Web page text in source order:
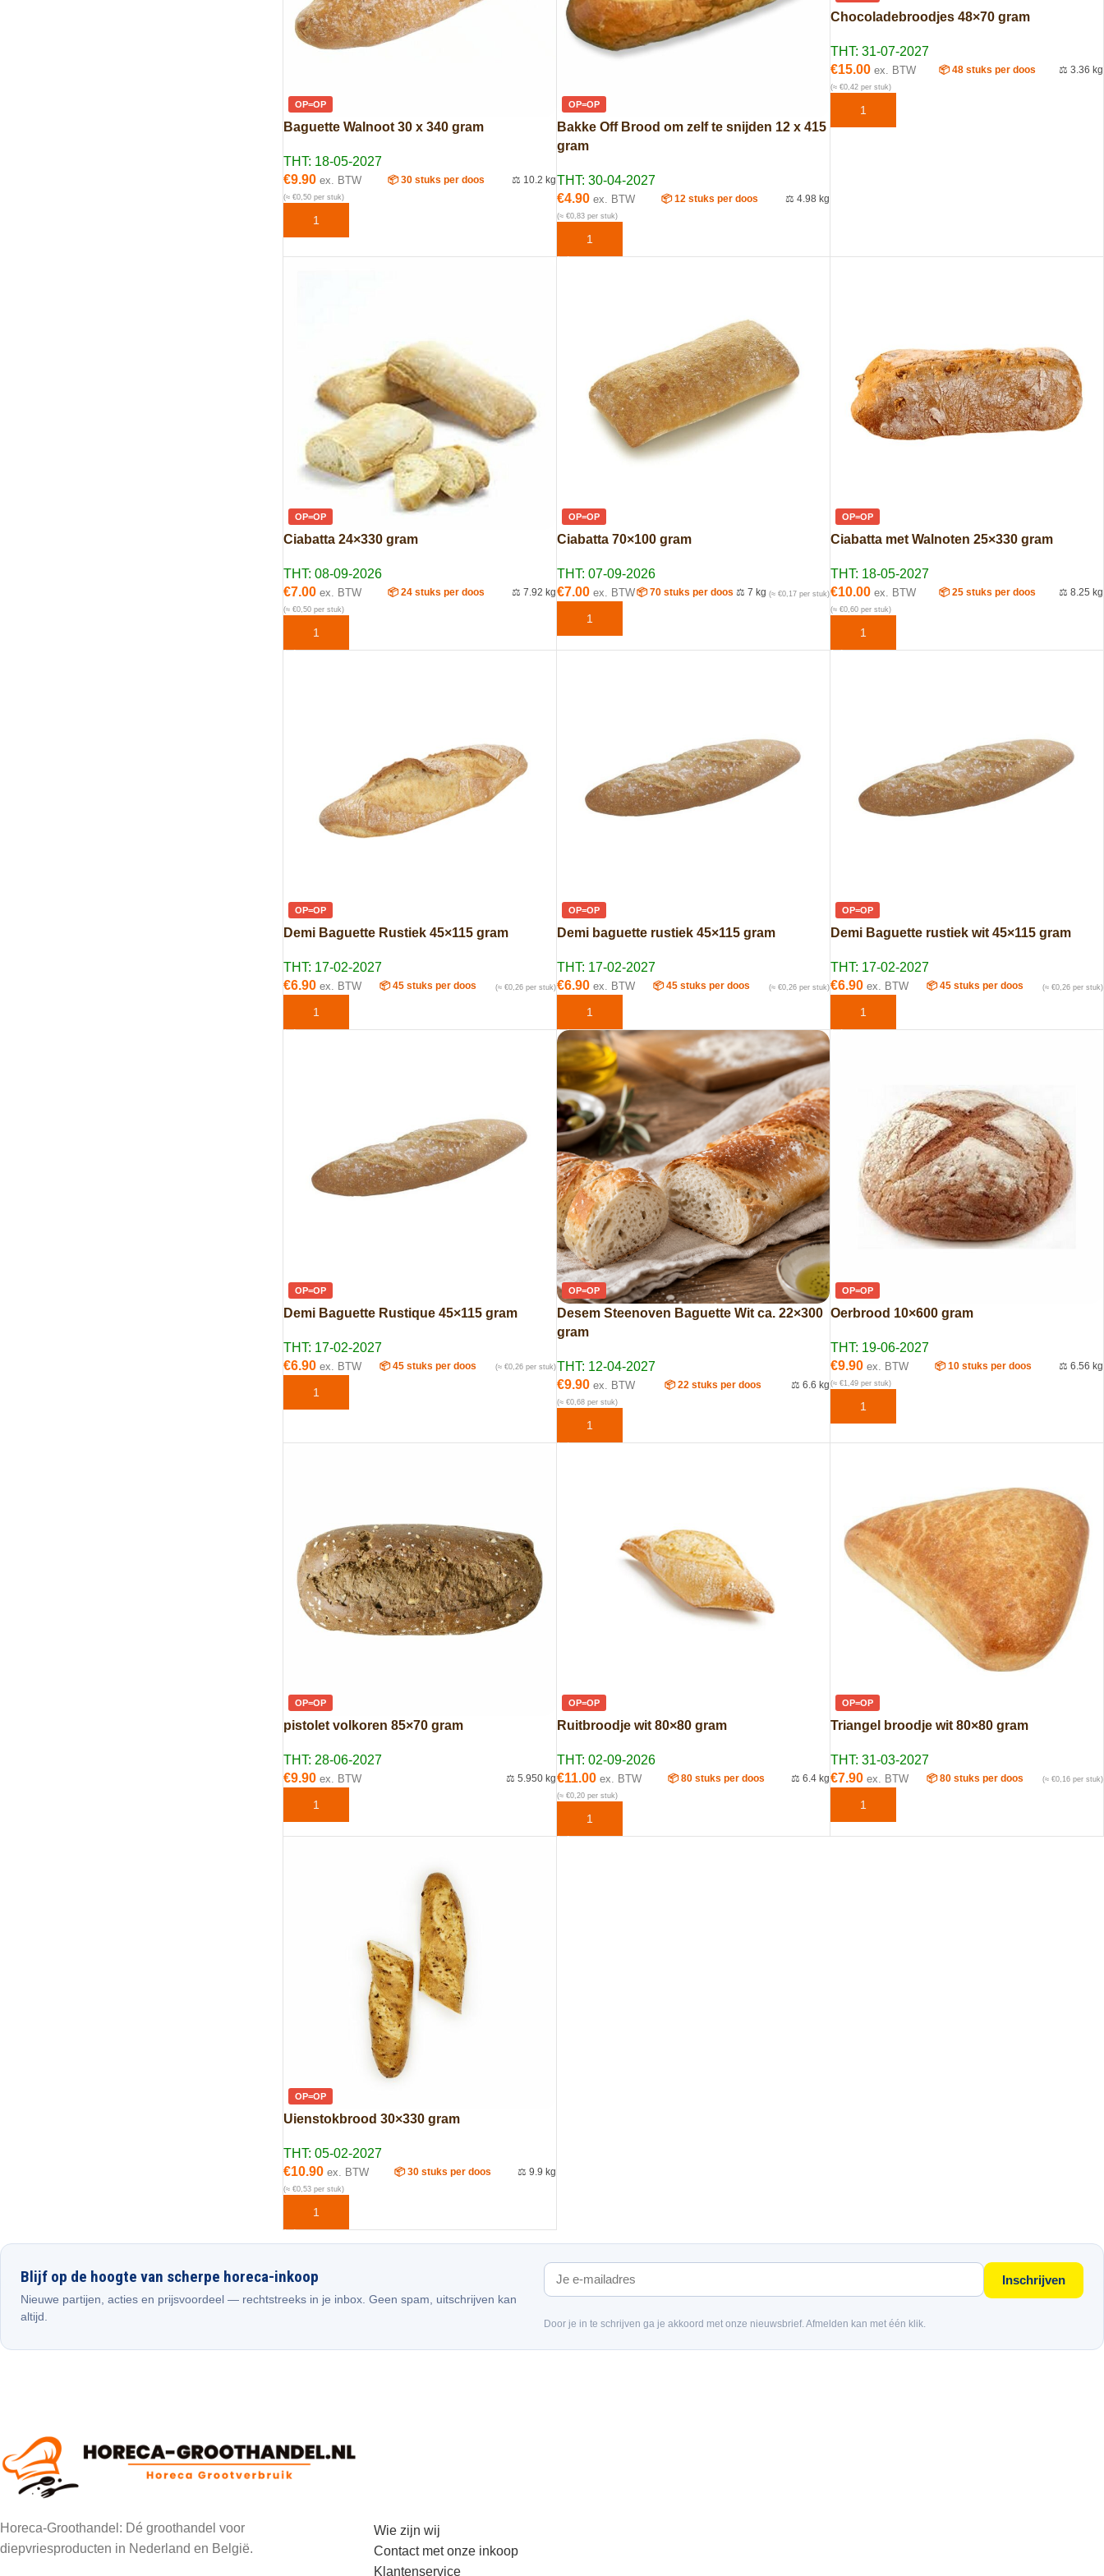
OP=OP
Baguette Walnoot 30 x 340 gram
THT: 18-05-2027
€9.90ex. BTW 📦 30 stuks per doos ⚖️ 10.2 kg
(≈ €0,50 per stuk)
TOEVOEGEN AAN WINKELWAGEN
OP=OP
Bakke Off Brood om zelf te snijden 12 x 415
gram
THT: 30-04-2027
€4.90ex. BTW 📦 12 stuks per doos ⚖️ 4.98 kg
(≈ €0,83 per stuk)
TOEVOEGEN AAN WINKELWAGEN
Chocoladebroodjes 48×70 gram
THT: 31-07-2027
€15.00ex. BTW 📦 48 stuks per doos ⚖️ 3.36 kg
(≈ €0,42 per stuk)
TOEVOEGEN AAN WINKELWAGEN
OP=OP
Ciabatta 24×330 gram
THT: 08-09-2026
€7.00ex. BTW 📦 24 stuks per doos ⚖️ 7.92 kg
(≈ €0,50 per stuk)
TOEVOEGEN AAN WINKELWAGEN
OP=OP
Ciabatta 70×100 gram
THT: 07-09-2026
€7.00ex. BTW📦 70 stuks per doos ⚖️ 7 kg (≈ €0,17 per stuk)
TOEVOEGEN AAN WINKELWAGEN
OP=OP
Ciabatta met Walnoten 25×330 gram
THT: 18-05-2027
€10.00ex. BTW 📦 25 stuks per doos ⚖️ 8.25 kg
(≈ €0,60 per stuk)
TOEVOEGEN AAN WINKELWAGEN
OP=OP
Demi Baguette Rustiek 45×115 gram
THT: 17-02-2027
€6.90ex. BTW 📦 45 stuks per doos (≈ €0,26 per stuk)
TOEVOEGEN AAN WINKELWAGEN
OP=OP
Demi baguette rustiek 45×115 gram
THT: 17-02-2027
€6.90ex. BTW 📦 45 stuks per doos (≈ €0,26 per stuk)
TOEVOEGEN AAN WINKELWAGEN
OP=OP
Demi Baguette rustiek wit 45×115 gram
THT: 17-02-2027
€6.90ex. BTW 📦 45 stuks per doos (≈ €0,26 per stuk)
TOEVOEGEN AAN WINKELWAGEN
OP=OP
Demi Baguette Rustique 45×115 gram
THT: 17-02-2027
€6.90ex. BTW 📦 45 stuks per doos (≈ €0,26 per stuk)
TOEVOEGEN AAN WINKELWAGEN
OP=OP
Desem Steenoven Baguette Wit ca. 22×300
gram
THT: 12-04-2027
€9.90ex. BTW 📦 22 stuks per doos ⚖️ 6.6 kg
(≈ €0,68 per stuk)
TOEVOEGEN AAN WINKELWAGEN
OP=OP
Oerbrood 10×600 gram
THT: 19-06-2027
€9.90ex. BTW 📦 10 stuks per doos ⚖️ 6.56 kg
(≈ €1,49 per stuk)
TOEVOEGEN AAN WINKELWAGEN
OP=OP
pistolet volkoren 85×70 gram
THT: 28-06-2027
€9.90ex. BTW ⚖️ 5.950 kg
TOEVOEGEN AAN WINKELWAGEN
OP=OP
Ruitbroodje wit 80×80 gram
THT: 02-09-2026
€11.00ex. BTW 📦 80 stuks per doos ⚖️ 6.4 kg
(≈ €0,20 per stuk)
TOEVOEGEN AAN WINKELWAGEN
OP=OP
Triangel broodje wit 80×80 gram
THT: 31-03-2027
€7.90ex. BTW 📦 80 stuks per doos (≈ €0,16 per stuk)
TOEVOEGEN AAN WINKELWAGEN
OP=OP
Uienstokbrood 30×330 gram
THT: 05-02-2027
€10.90ex. BTW 📦 30 stuks per doos ⚖️ 9.9 kg
(≈ €0,53 per stuk)
TOEVOEGEN AAN WINKELWAGEN
Blijf op de hoogte van scherpe horeca-inkoop
Nieuwe partijen, acties en prijsvoordeel — rechtstreeks in je inbox. Geen spam, uitschrijven kan
altijd.
Inschrijven
Door je in te schrijven ga je akkoord met onze nieuwsbrief. Afmelden kan met één klik.
Horeca-Groothandel: Dé groothandel voor
diepvriesproducten in Nederland en België.
Wie zijn wij
Contact met onze inkoop
Klantenservice